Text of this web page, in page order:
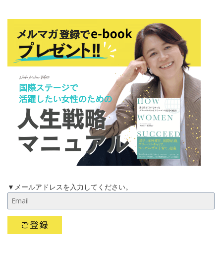
▼メールアドレスを入力してください。